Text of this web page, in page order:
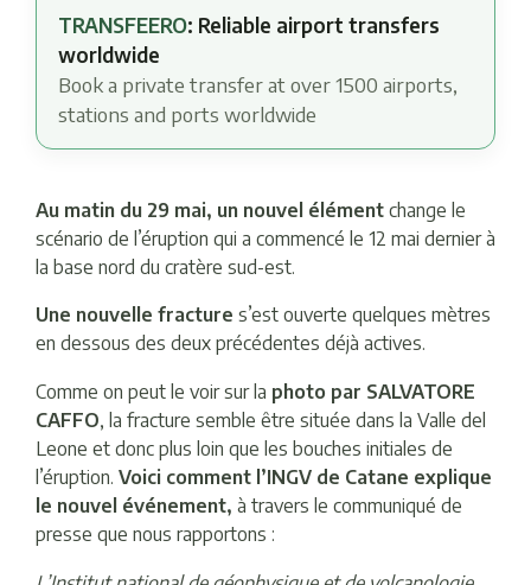
TRANSFEERO: Reliable airport transfers
worldwide
Book a private transfer at over 1500 airports,
stations and ports worldwide
Au matin du 29 mai, un nouvel élément change le
scénario de l’éruption qui a commencé le 12 mai dernier à
la base nord du cratère sud-est.
Une nouvelle fracture s’est ouverte quelques mètres
en dessous des deux précédentes déjà actives.
Comme on peut le voir sur la photo par SALVATORE
CAFFO, la fracture semble être située dans la Valle del
Leone et donc plus loin que les bouches initiales de
l’éruption. Voici comment l’INGV de Catane explique
le nouvel événement, à travers le communiqué de
presse que nous rapportons :